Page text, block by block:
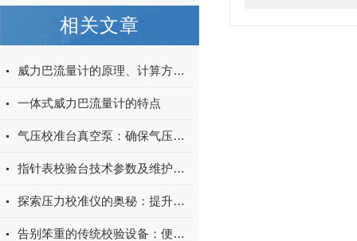
相关文章
威力巴流量计的原理、计算方法测量方案
一体式威力巴流量计的特点
气压校准台真空泵：确保气压测量精度的关键设备
指针表校验台技术参数及维护要求
探索压力校准仪的奥秘：提升设备性能与可靠性的关键仪器
告别笨重的传统校验设备：便携式压力泵如何实现现场压力仪表快速精准校准？